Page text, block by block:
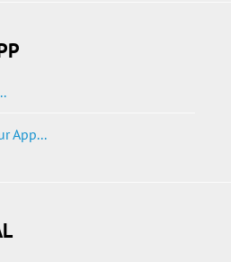
App...